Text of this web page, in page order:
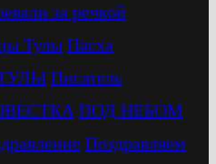
за речкой
Тулы Пасха
Писатель
ПОД НЕБОМ
Поздравляем